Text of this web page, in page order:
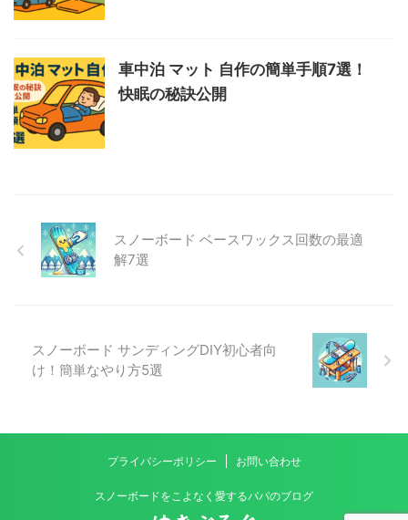
車中泊 マット 自作の簡単手順7選！
快眠の秘訣公開
スノーボード ベースワックス回数の最適
解7選
スノーボード サンディングDIY初心者向
け！簡単なやり方5選
プライバシーポリシー お問い合わせ
スノーボードをこよなく愛するパパのブログ